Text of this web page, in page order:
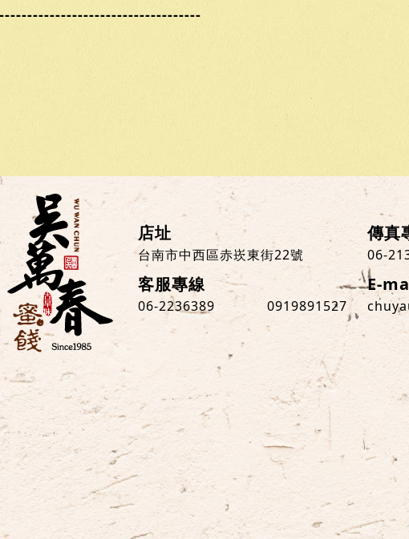
店址
台南市中西區赤崁東街22號
傳真
06-
客服專線
06-2236389 0919891527
E-